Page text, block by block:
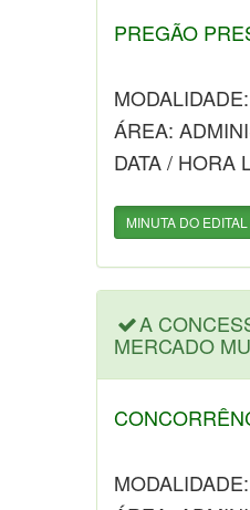
PREGÃO
ÁREA:
DATA / HORA
MINUTA DO EDITAL
A
MERCADO